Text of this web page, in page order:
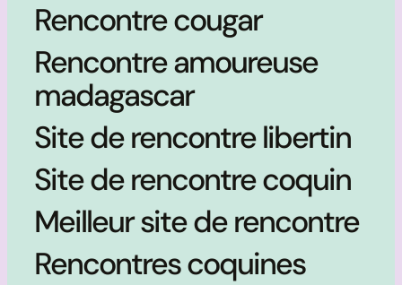
Rencontre cougar
Rencontre amoureuse
madagascar
Site de rencontre libertin
Site de rencontre coquin
Meilleur site de rencontre
Rencontres coquines